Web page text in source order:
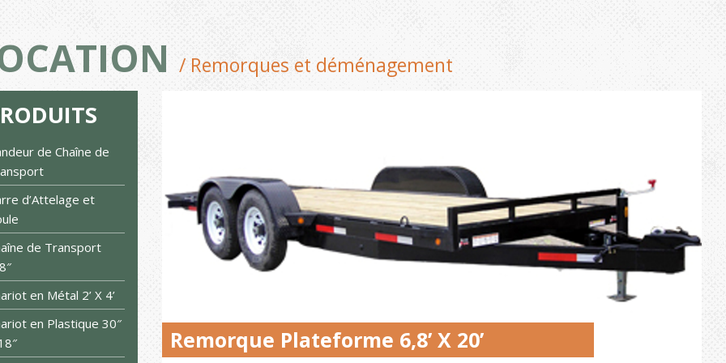
/ Remorques et déménagement
de Chaîne de
d’Attelage et
de Transport
en Métal 2’ X 4’
en Plastique 30″
Remorque Plateforme 6,8’ X 20’